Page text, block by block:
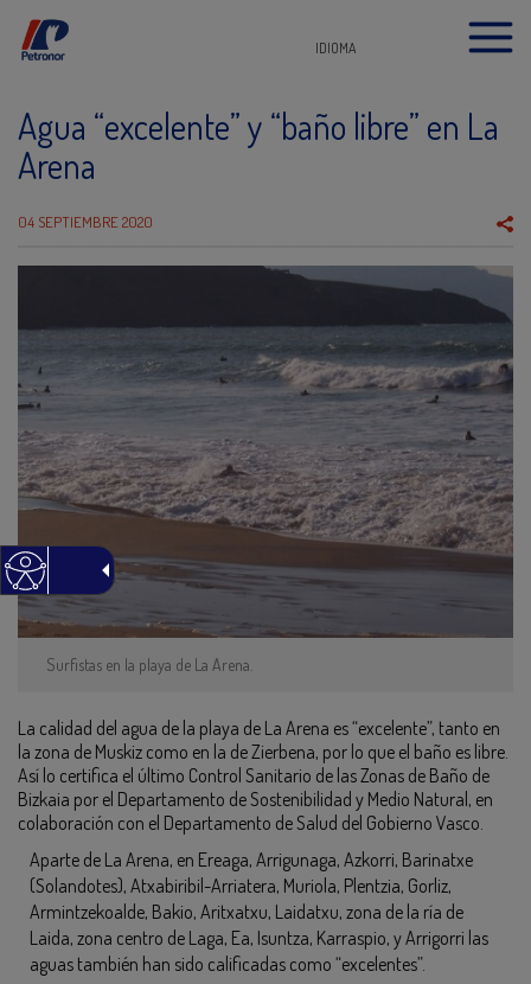
IDIOMA
Agua “excelente” y “baño libre” en La
Arena
04 SEPTIEMBRE 2020
Surfistas en la playa de La Arena.
La calidad del agua de la playa de La Arena es “excelente”, tanto en
la zona de Muskiz como en la de Zierbena, por lo que el baño es libre.
Así lo certifica el último Control Sanitario de las Zonas de Baño de
Bizkaia por el Departamento de Sostenibilidad y Medio Natural, en
colaboración con el Departamento de Salud del Gobierno Vasco.
Aparte de La Arena, en Ereaga, Arrigunaga, Azkorri, Barinatxe
(Solandotes), Atxabiribil-Arriatera, Muriola, Plentzia, Gorliz,
Armintzekoalde, Bakio, Aritxatxu, Laidatxu, zona de la ría de
Laida, zona centro de Laga, Ea, Isuntza, Karraspio, y Arrigorri las
aguas también han sido calificadas como “excelentes”.